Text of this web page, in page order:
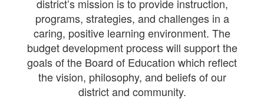
district’s mission is to provide instruction,
programs, strategies, and challenges in a
caring, positive learning environment. The
budget development process will support the
goals of the Board of Education which reflect
the vision, philosophy, and beliefs of our
district and community.